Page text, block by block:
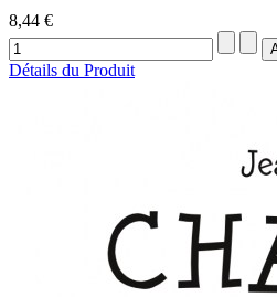
8,44 €
Détails du Produit